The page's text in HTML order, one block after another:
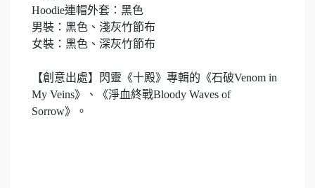
Hoodie連帽外套：黑色
男裝：黑色、淺灰竹節布
女裝：黑色、深灰竹節布
【創意出處】閃靈《十殿》專輯的《石破Venom in
My Veins》、《淨血終戰Bloody Waves of
Sorrow》。